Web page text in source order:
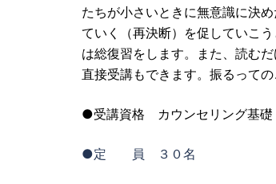
たちが小さいときに無意識に決
ていく（再決断）を促していこ
は総復習をします。また、読む
直接受講もできます。振るっての
●受講資格 カウンセリング基礎
●定 員 ３０名